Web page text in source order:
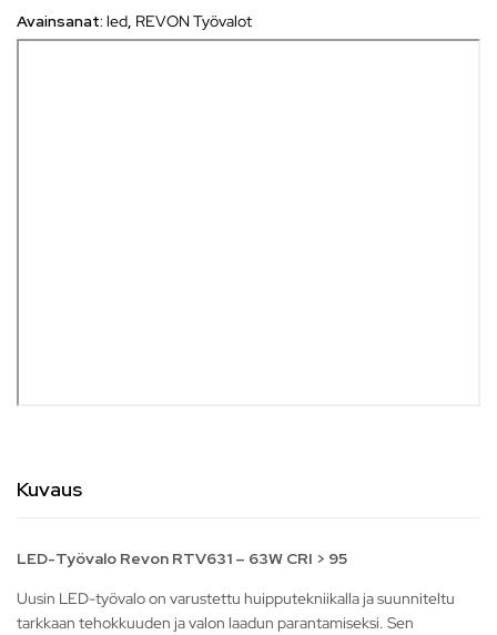
Avainsanat: led, REVON Työvalot
Kuvaus
LED-Työvalo Revon RTV631 – 63W CRI > 95
Uusin LED-työvalo on varustettu huipputekniikalla ja suunniteltu
tarkkaan tehokkuuden ja valon laadun parantamiseksi. Sen